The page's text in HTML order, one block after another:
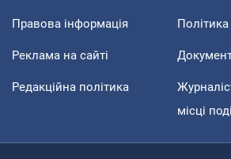
Правова інформація
Реклама на сайті
Редакційна політика
місці